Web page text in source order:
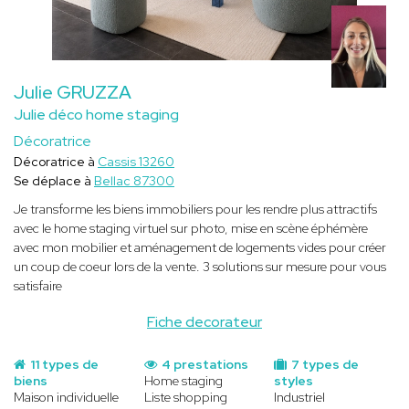
Julie GRUZZA
Julie déco home staging
Décoratrice
Fiche decorateur
Décoratrice à Cassis 13260
Se déplace à Bellac 87300
Je transforme les biens immobiliers pour les rendre plus attractifs
avec le home staging virtuel sur photo, mise en scène éphémère
avec mon mobilier et aménagement de logements vides pour créer
un coup de coeur lors de la vente. 3 solutions sur mesure pour vous
satisfaire
11 types de
biens
Maison individuelle
7 types de
styles
Industriel
4 prestations
Home staging
Liste shopping